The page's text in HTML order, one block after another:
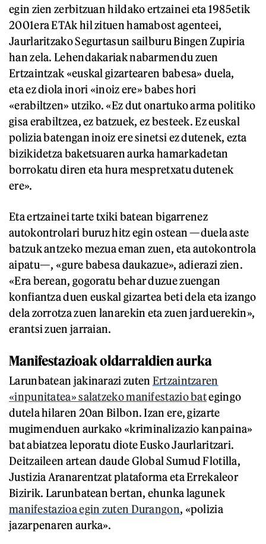
egin zien zerbitzuan hildako ertzainei eta 1985etik
2001era ETAk hil zituen hamabost agenteei,
Jaurlaritzako Segurtasun sailburu Bingen Zupiria
han zela. Lehendakariak nabarmendu zuen
Ertzaintzak «euskal gizartearen babesa» duela,
eta ez diola inori «inoiz ere» babes hori
«erabiltzen» utziko. «Ez dut onartuko arma politiko
gisa erabiltzea, ez batzuek, ez besteek. Ez euskal
polizia batengan inoiz ere sinetsi ez dutenek, ezta
bizikidetza baketsuaren aurka hamarkadetan
borrokatu diren eta hura mespretxatu dutenek
ere».
Eta ertzainei tarte txiki batean bigarrenez
autokontrolari buruz hitz egin ostean —duela aste
batzuk antzeko mezua eman zuen, eta autokontrola
aipatu—, «gure babesa daukazue», adierazi zien.
«Era berean, gogoratu behar duzue zuengan
konfiantza duen euskal gizartea beti dela eta izango
dela zorrotza zuen lanarekin eta zuen jarduerekin»,
erantsi zuen jarraian.
Manifestazioak oldarraldien aurka
Larunbatean jakinarazi zuten Ertzaintzaren
«inpunitatea» salatzeko manifestazio bategingo
dutela hilaren 20an Bilbon. Izan ere, gizarte
mugimenduen aurkako «kriminalizazio kanpaina»
bat abiatzea leporatu diote Eusko Jaurlaritzari.
Deitzaileen artean daude Global Sumud Flotilla,
Justizia Aranarentzat plataforma eta Errekaleor
Bizirik. Larunbatean bertan, ehunka lagunek
manifestazioa egin zuten Durangon, «polizia
jazarpenaren aurka».